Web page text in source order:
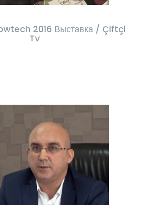
2016 Выставка / Çiftçi
Tv